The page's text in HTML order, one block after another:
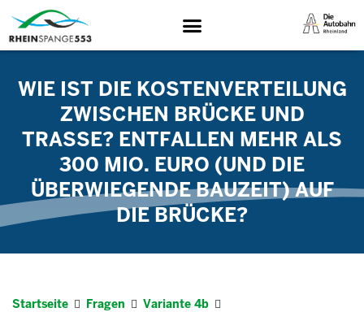
WIE IST DIE KOSTENVERTEILUNG
ZWISCHEN BRÜCKE UND
TRASSE? ENTFALLEN MEHR ALS
300 MIO. EURO (UND DIE
ÜBERWIEGENDE BAUZEIT) AUF
DIE BRÜCKE?
Startseite Fragen
Variante 4b